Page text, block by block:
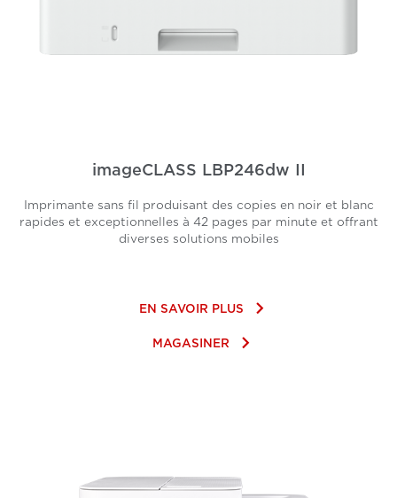
imageCLASS LBP246dw II
Imprimante sans fil produisant des copies en noir et blanc
rapides et exceptionnelles à 42 pages par minute et offrant
diverses solutions mobiles
EN SAVOIR PLUS keyboard_arrow_right
MAGASINER keyboard_arrow_right